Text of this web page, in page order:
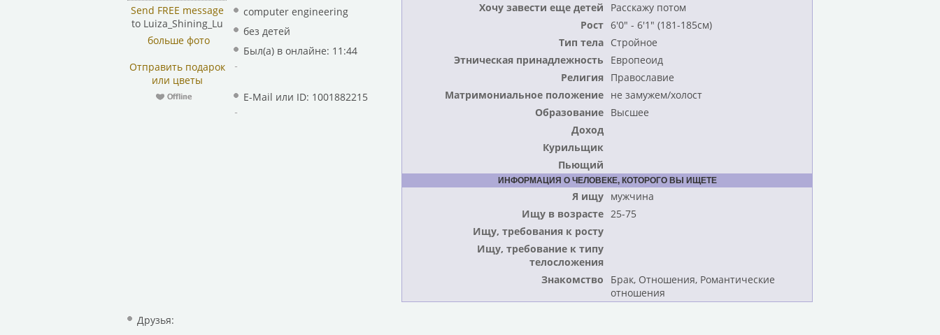
Send FREE message
to Luiza_Shining_Lu
больше фото
Отправить подарок
или цветы
computer engineering
без детей
Был(а) в онлайне: 11:44
E-Mail или ID: 1001882215
Хочу завести еще детей
Расскажу потом
Рост 6'0" - 6'1" (181-185см)
Тип тела Стройное
Этническая принадлежность
Европеоид
Религия Православие
Матримониальное положение не замужем/холост
Образование Высшее
Доход
Курильщик
Пьющий
ИНФОРМАЦИЯ О ЧЕЛОВЕКЕ, КОТОРОГО ВЫ ИЩЕТЕ
Я ищу мужчина
Ищу в возрасте 25-75
Ищу, требования к росту
Ищу, требование к типу
телосложения
Знакомство
Брак, Отношения, Романтические
отношения
Друзья: